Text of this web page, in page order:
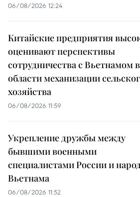
06/08/2026 12:24
Китайские предприятия
оценивают перспективы
сотрудничества с Вьетнамом в
области механизации
хозяйства
06/08/2026 11:59
Укрепление дружбы между
бывшими военными
специалистами России и
Вьетнама
06/08/2026 11:52